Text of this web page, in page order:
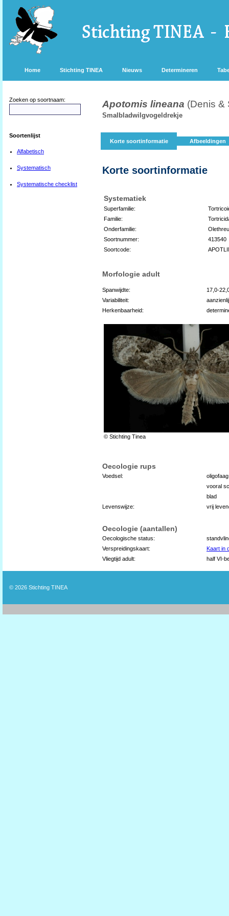
Home Stichting TINEA Nieuws Determineren
Zoeken op soortnaam:
Soortenlijst
Alfabetisch
Systematisch
Systematische checklist
Apotomis lineana (Denis &
Smalbladwilgvogeldrekje
Korte soortinformatie Afbeeldingen
Korte soortinformatie
Systematiek
Superfamilie:
Familie:
Onderfamilie:
Soortnummer:
413540
Soortcode:
Morfologie adult
Spanwijdte:
17,0-
Variabiliteit:
Herkenbaarheid:
© Stichting Tinea
Oecologie rups
Voedsel:
vooral
blad
Levenswijze:
vrij
Oecologie (aantallen)
Oecologische status:
Verspreidingskaart:
Kaart in
Vliegtijd adult:
half VI-
© 2026 Stichting TINEA